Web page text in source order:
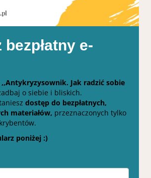
bezpłatny e-
,,Antykryzysownik. Jak radzić sobie
o siebie i bliskich.
dostęp do bezpłatnych,
materiałów, przeznaczonych tylko
poniżej :)